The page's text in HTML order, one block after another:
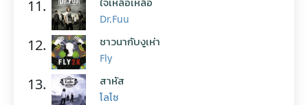
11.
Dr.Fuu
12. ชาวนากับงูเห่า
Fly
13. สาหัส
โลโซ